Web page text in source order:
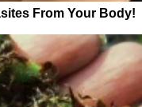
From Your Body!